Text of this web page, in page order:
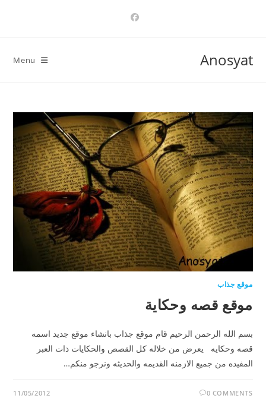
Anosyat
Menu
موقع جذاب
موقع قصه وحكاية
بسم الله الرحمن الرحيم قام موقع جذاب بانشاء موقع جديد اسمه
قصه وحكايه يعرض من خلاله كل القصص والحكايات ذات العبر
المفيده من جميع الازمنه القديمه والحديثه ونرجو منكم…
0 COMMENTS
11/05/2012